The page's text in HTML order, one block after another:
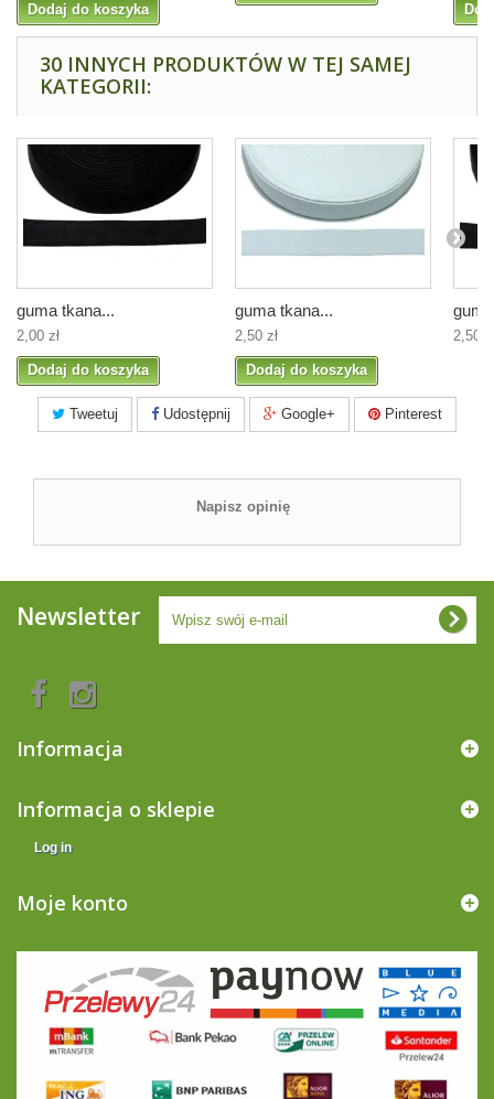
Dodaj do koszyka
30 INNYCH PRODUKTÓW W TEJ SAMEJ
KATEGORII:
guma tkana...
2,00 zł
Dodaj do koszyka
guma tkana...
2,50 zł
Dodaj do koszyka
2,50
Tweetuj Udostępnij Google+ Pinterest
Napisz opinię
Newsletter
Informacja
Informacja o sklepie
Log in
Moje konto